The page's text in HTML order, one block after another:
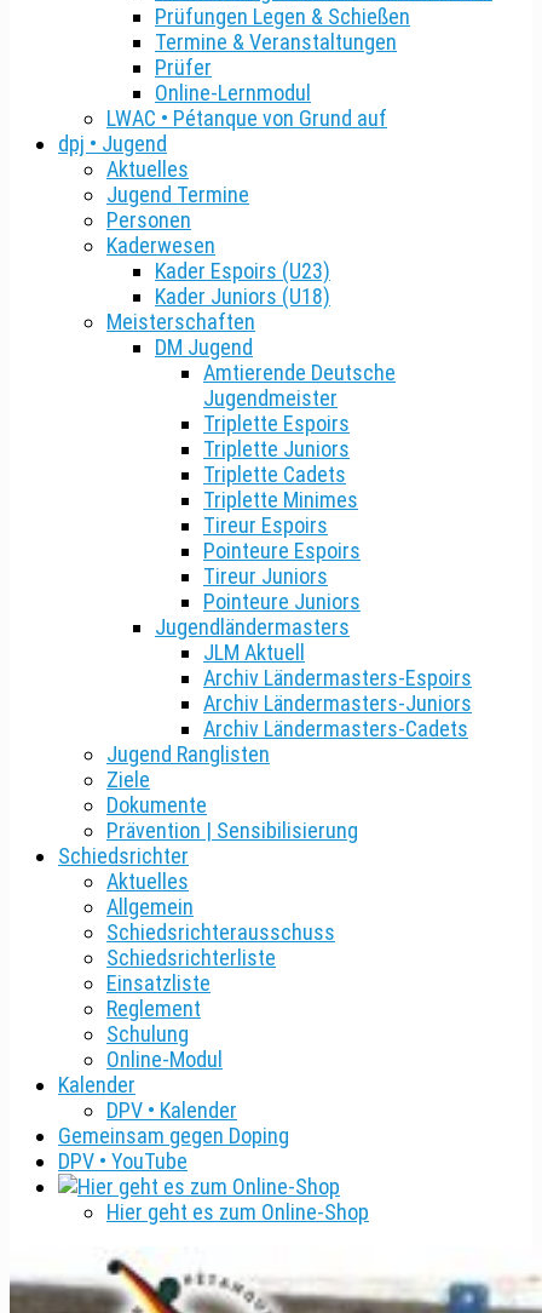
Prüfungen Legen & Schießen
Termine & Veranstaltungen
Prüfer
Online-Lernmodul
LWAC • Pétanque von Grund auf
dpj • Jugend
Aktuelles
Jugend Termine
Personen
Kaderwesen
Kader Espoirs (U23)
Kader Juniors (U18)
Meisterschaften
DM Jugend
Amtierende Deutsche
Jugendmeister
Triplette Espoirs
Triplette Juniors
Triplette Cadets
Triplette Minimes
Tireur Espoirs
Pointeure Espoirs
Tireur Juniors
Pointeure Juniors
Jugendländermasters
JLM Aktuell
Archiv Ländermasters-Espoirs
Archiv Ländermasters-Juniors
Archiv Ländermasters-Cadets
Jugend Ranglisten
Ziele
Dokumente
Prävention | Sensibilisierung
Schiedsrichter
Aktuelles
Allgemein
Schiedsrichterausschuss
Schiedsrichterliste
Einsatzliste
Reglement
Schulung
Online-Modul
Kalender
DPV • Kalender
Gemeinsam gegen Doping
DPV • YouTube
Hier geht es zum Online-Shop